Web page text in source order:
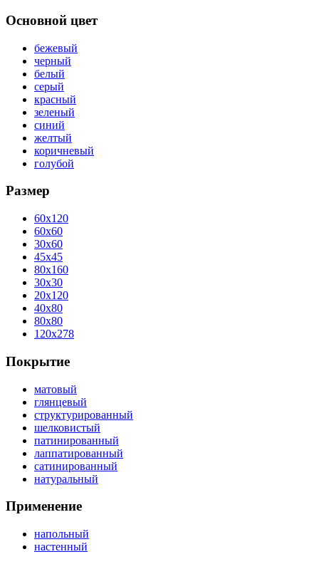
Основной цвет
бежевый
черный
белый
серый
красный
зеленый
синий
желтый
коричневый
голубой
Размер
60x120
60x60
30x60
45x45
80x160
30x30
20x120
40x80
80x80
120x278
Покрытие
матовый
глянцевый
структурированный
шелковистый
патинированный
лаппатированный
сатинированный
натуральный
Применение
напольный
настенный